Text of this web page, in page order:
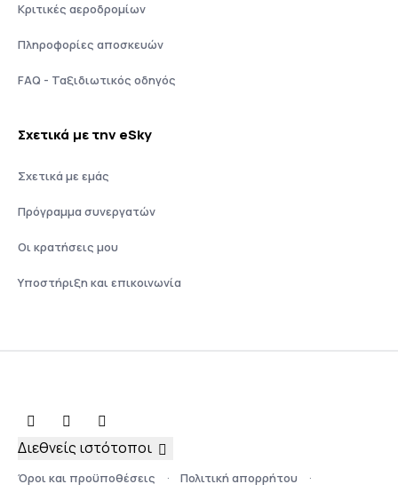
Κριτικές αεροδρομίων
Πληροφορίες αποσκευών
FAQ - Ταξιδιωτικός οδηγός
Σχετικά με την eSky
Σχετικά με εμάς
Πρόγραμμα συνεργατών
Οι κρατήσεις μου
Υποστήριξη και επικοινωνία
Όροι και προϋποθέσεις Πολιτική απορρήτου
Διεθνείς ιστότοποι